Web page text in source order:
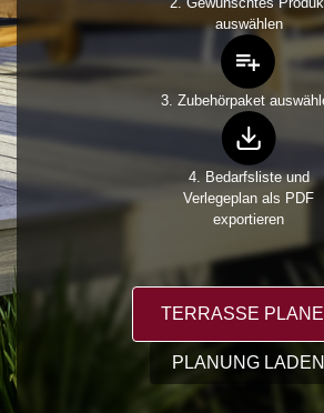
auswählen
3. Zubehörpaket
4. Bedarfsliste und
Verlegeplan als PDF
exportieren
PLANUNG LADEN
TERRASSE